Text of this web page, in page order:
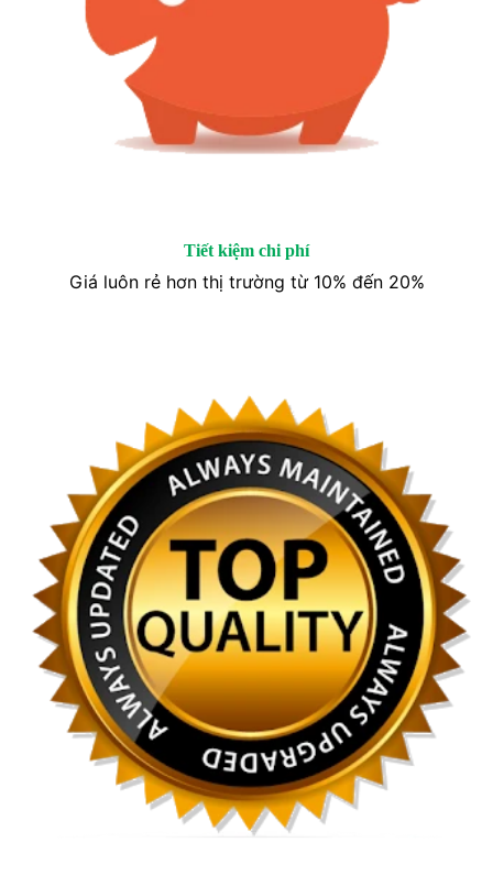
Tiết kiệm chi phí
Giá luôn rẻ hơn thị trường từ 10% đến 20%